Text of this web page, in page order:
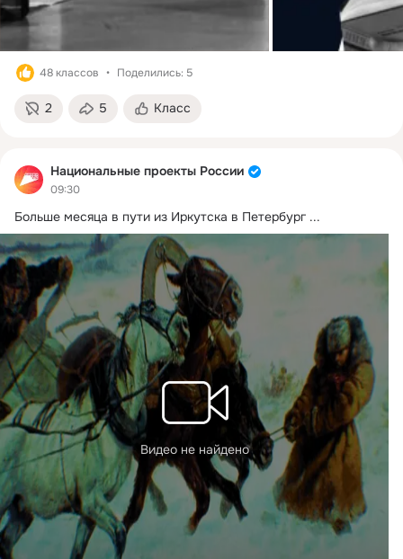
48 классов Поделились: 5
2 5 Класс
Национальные проекты России
09:30
Больше месяца в пути из Иркутска в Петербург ...
Видео не найдено